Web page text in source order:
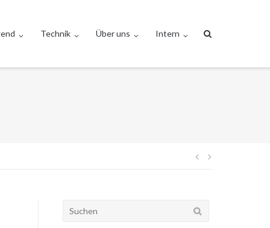
Technik Über uns Intern
Suchen